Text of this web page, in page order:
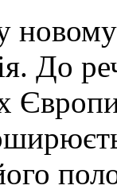
До